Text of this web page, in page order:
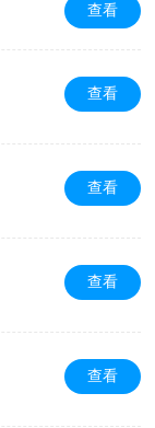
查看
查看
查看
查看
查看